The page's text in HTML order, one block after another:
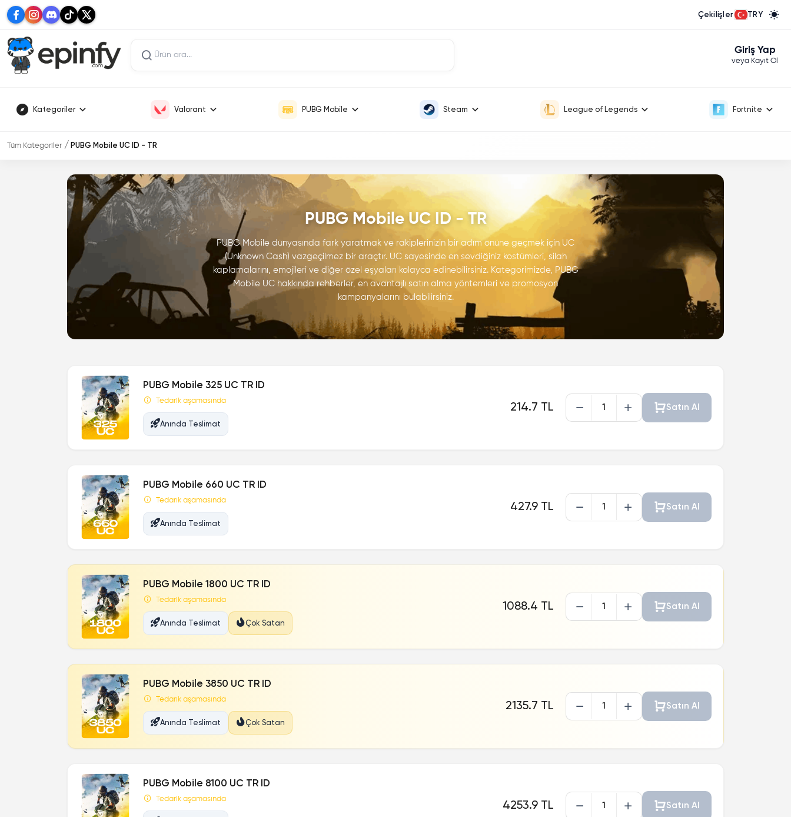
Çekilişler TRY
Giriş Yap
veya Kayıt Ol
Kategoriler Valorant PUBG Mobile Steam League of Legends Fortnite
Tüm Kategoriler PUBG Mobile UC ID - TR
PUBG Mobile UC ID - TR
PUBG Mobile dünyasında fark yaratmak ve rakiplerinizin bir adım önüne geçmek için UC
(Unknown Cash) vazgeçilmez bir araçtır. UC sayesinde en sevdiğiniz kostümleri, silah
kaplamalarını, emojileri ve diğer özel eşyaları kolayca edinebilirsiniz. Kategorimizde, PUBG
Mobile UC hakkında rehberler, en avantajlı satın alma yöntemleri ve promosyon
kampanyalarını bulabilirsiniz.
PUBG Mobile 325 UC TR ID
Tedarik aşamasında
Anında Teslimat
214.7 TL Satın Al
PUBG Mobile 660 UC TR ID
Tedarik aşamasında
Anında Teslimat
427.9 TL Satın Al
PUBG Mobile 1800 UC TR ID
Tedarik aşamasında
Anında Teslimat Çok Satan
1088.4 TL Satın Al
PUBG Mobile 3850 UC TR ID
Tedarik aşamasında
Anında Teslimat Çok Satan
2135.7 TL Satın Al
PUBG Mobile 8100 UC TR ID
Tedarik aşamasında
4253.9 TL Satın Al